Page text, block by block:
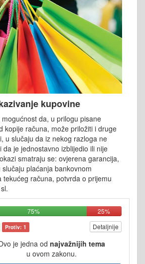
kupovine
da, u prilogu pisane
kopije računa, može priložiti i druge
u slučaju da iz nekog razloga ne
da je jednostavno izblijedio ili nije
smatraju se: ovjerena garancija,
plaćanja bankovnom
tekućeg računa, potvrda o prijemu
75% 25%
Protiv: 1 Detaljnije
je jedna od najvažnijih tema
u ovom zakonu.